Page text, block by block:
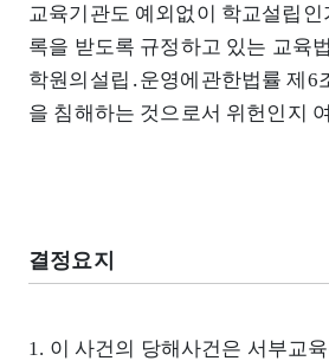
교육기관도 예외없이 학교설립
록을 받도록 규정하고 있는 교육
학원의설립․운영에관한법률 제6
을 침해하는 것으로서 위헌인지
결정요지
1. 이 사건의 당해사건은 서부교